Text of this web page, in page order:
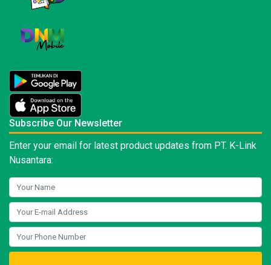
Subscribe Our Newsletter
Enter your email for latest product updates from PT. K-Link
Nusantara: